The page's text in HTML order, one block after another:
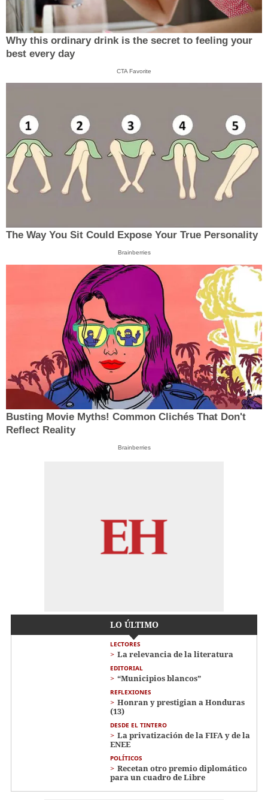
Why this ordinary drink is the secret to feeling your
best every day
CTA Favorite
The Way You Sit Could Expose Your True Personality
Brainberries
Busting Movie Myths! Common Clichés That Don't
Reflect Reality
Brainberries
LO ÚLTIMO
LECTORES
La relevancia de la literatura
EDITORIAL
“Municipios blancos”
REFLEXIONES
Honran y prestigian a Honduras
(13)
DESDE EL TINTERO
La privatización de la FIFA y de la
ENEE
POLÍTICOS
Recetan otro premio diplomático
para un cuadro de Libre